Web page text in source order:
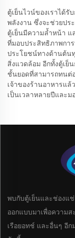
ตู้เย็นไวน์ของเราได้
พลังงาน ซึ่งจะช่วยปร
ตู้เย็นมีความล้ำหน้า แ
ที่มอบประสิทธิภาพกา
ประโยชน์ทางด้านต้
สิ่งแวดล้อม อีกทั้งตู้เย็
ชั้นยอดที่สามารถทนต่
เจ้าของร้านอาหารแ
เป็นเวลาหลายปีและ
พบกับตู้เย็นและช่องแ
ออกแบบมาเพื่อความ
เรือยอทช์ และอื่นๆ อี